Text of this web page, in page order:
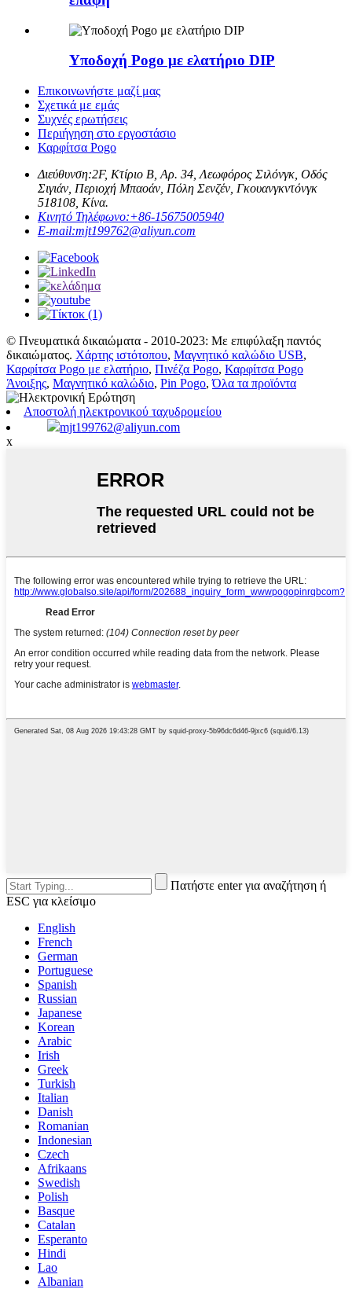
Υποδοχή Pogo με ελατήριο DIP
Επικοινωνήστε μαζί μας
Σχετικά με εμάς
Συχνές ερωτήσεις
Περιήγηση στο εργοστάσιο
Καρφίτσα Pogo
Διεύθυνση:2F, Κτίριο Β, Αρ. 34, Λεωφόρος Σιλόνγκ, Οδός
Σιγιάν, Περιοχή Μπαοάν, Πόλη Σενζέν, Γκουανγκντόνγκ
518108, Κίνα.
Κινητό Τηλέφωνο:+86-15675005940
E-mail:mjt199762@aliyun.com
© Πνευματικά δικαιώματα - 2010-2023: Με επιφύλαξη παντός
δικαιώματος. Χάρτης ιστότοπου, Μαγνητικό καλώδιο USB,
Καρφίτσα Pogo με ελατήριο, Πινέζα Pogo, Καρφίτσα Pogo
Άνοιξης, Μαγνητικό καλώδιο, Pin Pogo,Όλα τα προϊόντα
Αποστολή ηλεκτρονικού ταχυδρομείου
mjt199762@aliyun.com
x
Πατήστε enter για αναζήτηση ή
ESC για κλείσιμο
English
French
German
Portuguese
Spanish
Russian
Japanese
Korean
Arabic
Irish
Greek
Turkish
Italian
Danish
Romanian
Indonesian
Czech
Afrikaans
Swedish
Polish
Basque
Catalan
Esperanto
Hindi
Lao
Albanian